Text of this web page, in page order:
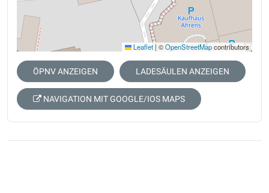
Leaflet | ©OpenStreetMapcontributors
ÖPNV ANZEIGEN LADESÄULEN ANZEIGEN
NAVIGATION MIT GOOGLE/IOS MAPS